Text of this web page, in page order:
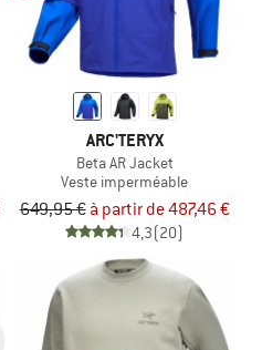
ARC'TERYX
Beta AR Jacket
Veste imperméable
649,95 € à partir de 487,46 €
4,3(20)